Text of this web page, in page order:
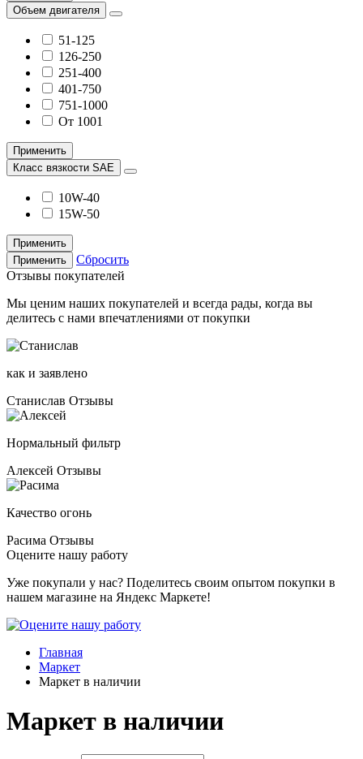
Объем двигателя
51-125
126-250
251-400
401-750
751-1000
От 1001
Применить
Класс вязкости SAE
10W-40
15W-50
Применить
Применить
Сбросить
Отзывы покупателей
Мы ценим наших покупателей и всегда рады, когда вы
делитесь с нами впечатлениями от покупки
как и заявлено
Станислав Отзывы
Нормальный фильтр
Алексей Отзывы
Качество огонь
Расима Отзывы
Оцените нашу работу
Уже покупали у нас? Поделитесь своим опытом покупки в
нашем магазине на Яндекс Маркете!
Главная
Маркет
Маркет в наличии
Маркет в наличии